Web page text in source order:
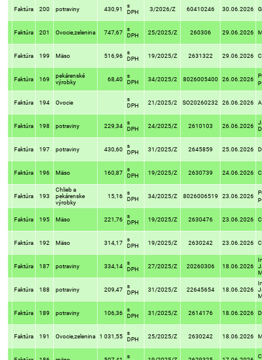
Faktúra 200 potraviny 430,91
s
DPH
3/2026/Z 60410246 30.06.2026
Faktúra 201 Ovocie,zelenina 747,67
s
DPH
25/2025/Z 260306 29.06.2026
Faktúra 199 Mäso 516,96
s
DPH
19/2025/Z 2631322 29.06.2026
Faktúra 169
pekárenské
výrobky
68,40
s
DPH
34/2025/2 8026005400 26.06.2026
Faktúra 194 Ovocie
s
DPH
21/2025/2 SO20260232 26.06.2026
Faktúra 198 potraviny 229,34
s
DPH
24/2025/Z 2610103 26.06.2026
Faktúra 197 potraviny 430,60
s
DPH
31/2025/Z 2645859 25.06.2026
Faktúra 196 Mäso 160,87
s
DPH
19/2025/Z 2630739 24.06.2026
Faktúra 193
Chlieb a
pekárenske
výrobky
15,16
s
DPH
34/2025/Z 8026006519 23.06.2026
Faktúra 195 Mäso 221,76
s
DPH
19/2025/Z 2630476 23.06.2026
Faktúra 192 Mäso 314,17
s
DPH
19/2025/Z 2630242 23.06.2026
Faktúra 187 potraviny 334,14
s
DPH
27/2025/Z 20260306 18.06.2026
Faktúra 188 potraviny 209,47
s
DPH
31/2025/Z 22645654 18.06.2026
Faktúra 189 potraviny 106,36
s
DPH
31/2025/Z 2614176 18.06.2026
Faktúra 191 Ovocie,zelenina 1 031,55
s
DPH
25/2025/Z 2630242 18.06.2026
s